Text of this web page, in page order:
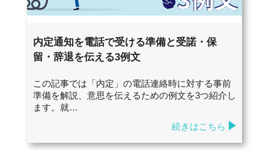
内定通知を電話で受ける準備と受諾・保
留・辞退を伝える3例文
この記事では「内定」の電話連絡時に対する事前
準備を解説、意思を伝えるための例文を3つ紹介し
ます。就…
続きはこちら